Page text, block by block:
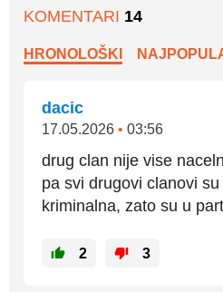
KOMENTARI 14
HRONOLOŠKI
dacic
17.05.2026 • 03:56
drug clan nije vise
pa svi drugovi clanovi
kriminalna, zato su u
2 3